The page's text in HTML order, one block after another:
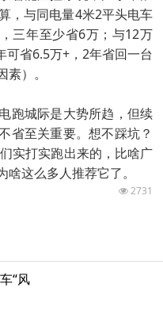
，与同电量4米2平头电车
三年至少省6万；与12万
可省6.5万+，2年省回一台
）。
跑城际是大势所趋，但续
省至关重要。想不踩坑？
实打实跑出来的，比啥广
这么多人推荐它了。
2731
“风